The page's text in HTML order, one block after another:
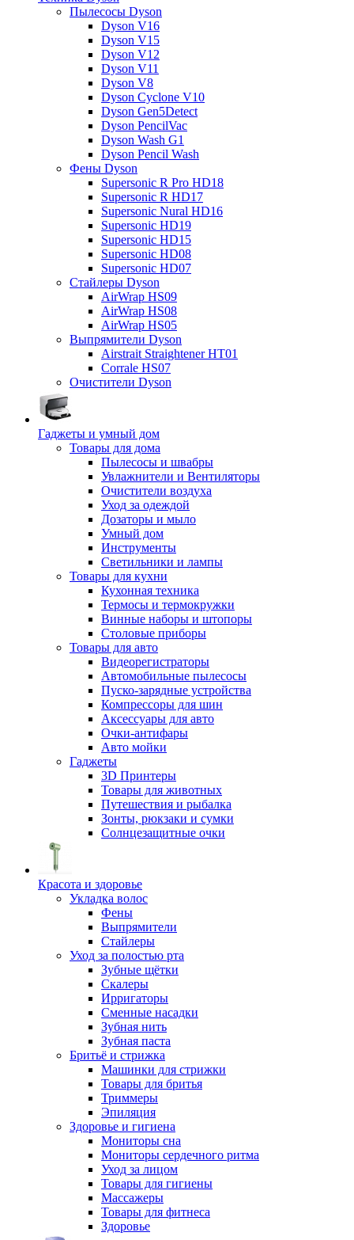
Пылесосы Dyson
Dyson V16
Dyson V15
Dyson V12
Dyson V11
Dyson V8
Dyson Cyclone V10
Dyson Gen5Detect
Dyson PencilVac
Dyson Wash G1
Dyson Pencil Wash
Фены Dyson
Supersonic R Pro HD18
Supersonic R HD17
Supersonic Nural HD16
Supersonic HD19
Supersonic HD15
Supersonic HD08
Supersonic HD07
Стайлеры Dyson
AirWrap HS09
AirWrap HS08
AirWrap HS05
Выпрямители Dyson
Airstrait Straightener HT01
Corrale HS07
Очистители Dyson
Гаджеты и умный дом
Товары для дома
Пылесосы и швабры
Увлажнители и Вентиляторы
Очистители воздуха
Уход за одеждой
Дозаторы и мыло
Умный дом
Инструменты
Светильники и лампы
Товары для кухни
Кухонная техника
Термосы и термокружки
Винные наборы и штопоры
Столовые приборы
Товары для авто
Видеорегистраторы
Автомобильные пылесосы
Пуско-зарядные устройства
Компрессоры для шин
Аксессуары для авто
Очки-антифары
Авто мойки
Гаджеты
3D Принтеры
Товары для животных
Путешествия и рыбалка
Зонты, рюкзаки и сумки
Солнцезащитные очки
Красота и здоровье
Укладка волос
Фены
Выпрямители
Стайлеры
Уход за полостью рта
Зубные щётки
Скалеры
Ирригаторы
Сменные насадки
Зубная нить
Зубная паста
Бритьё и стрижка
Машинки для стрижки
Товары для бритья
Триммеры
Эпиляция
Здоровье и гигиена
Мониторы сна
Мониторы сердечного ритма
Уход за лицом
Товары для гигиены
Массажеры
Товары для фитнеса
Здоровье